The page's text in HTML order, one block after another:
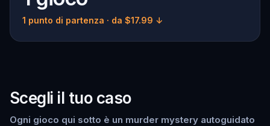
1 punto di partenza · da $17.99 ↓
Scegli il tuo caso
Ogni gioco qui sotto è un murder mystery autoguidato